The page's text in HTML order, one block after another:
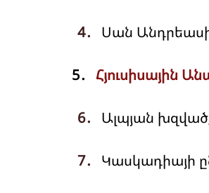
4․ Սան
5․ Հյուսիսային
6․ Ալպյան
7․ Կասկադիայի